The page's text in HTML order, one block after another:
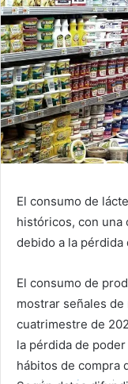
El consumo de
históricos, con una
debido a la pérdida
El consumo de
mostrar señales
cuatrimestre de
la pérdida de
hábitos de compra